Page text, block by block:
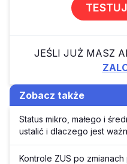
JEŚLI JUŻ MASZ
Zobacz także
Status mikro, małego i
ustalić i dlaczego jest
Kontrole ZUS po